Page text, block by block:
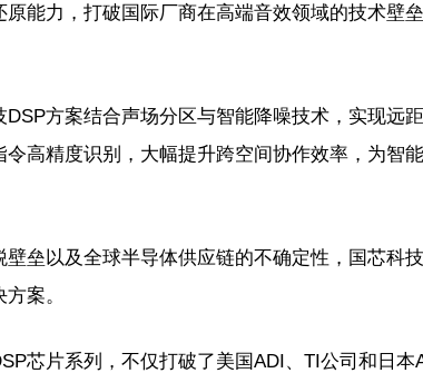
能力，打破国际厂商在高端音效领域的技术壁
方案结合声场分区与智能降噪技术，实现远
高精度识别，大幅提升跨空间协作效率，为智
垒以及全球半导体供应链的不确定性，国芯科
案。
芯片系列，不仅打破了美国ADI、TI公司和日